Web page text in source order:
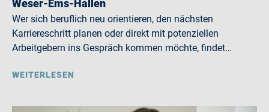
Weser-Ems-Hallen
Wer sich beruflich neu orientieren, den nächsten
Karriereschritt planen oder direkt mit potenziellen
Arbeitgebern ins Gespräch kommen möchte, findet…
WEITERLESEN